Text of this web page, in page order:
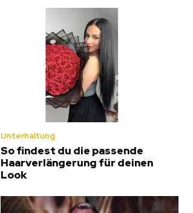
Unterhaltung
So findest du die passende
Haarverlängerung für deinen
Look